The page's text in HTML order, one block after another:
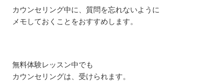
カウンセリング中に、質問を忘れないように
メモしておくことをおすすめします。
無料体験レッスン中でも
カウンセリングは、受けられます。